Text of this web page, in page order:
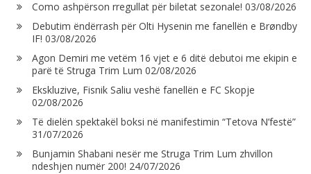
Como ashpërson rregullat për biletat sezonale! 03/08/2026
Debutim ëndërrash për Olti Hysenin me fanellën e Brøndby
IF! 03/08/2026
Agon Demiri me vetëm 16 vjet e 6 ditë debutoi me ekipin e
parë të Struga Trim Lum 02/08/2026
Ekskluzive, Fisnik Saliu veshë fanellën e FC Skopje
02/08/2026
Të dielën spektakël boksi në manifestimin “Tetova N’festë”
31/07/2026
Bunjamin Shabani nesër me Struga Trim Lum zhvillon
ndeshjen numër 200! 24/07/2026